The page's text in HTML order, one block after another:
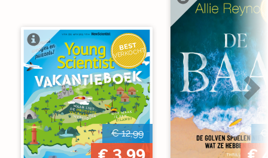
BEST
VERKOCHT
€ 12,99 €